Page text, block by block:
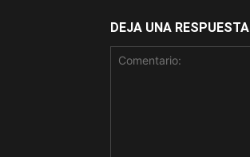
DEJA UNA RESPUESTA